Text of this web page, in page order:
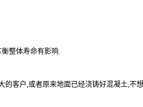
整体寿命有影响.
客户,或者原来地面已经浇铸好混凝土,不